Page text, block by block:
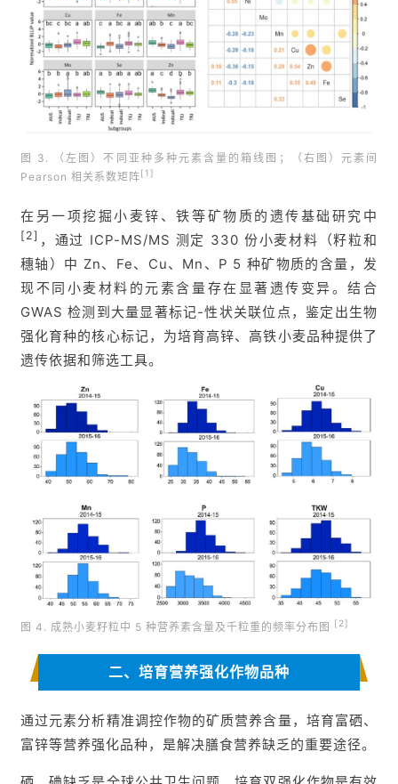
图 3. （左图）不同亚种多种元素含量的箱线图；（右图）元素间
Pearson 相关系数矩阵[1]
在另一项挖掘小麦锌、铁等矿物质的遗传基础研究中
[2] ，通过 ICP-MS/MS 测定 330 份小麦材料（籽粒和
穗轴）中 Zn、Fe、Cu、Mn、P 5 种矿物质的含量，发
现不同小麦材料的元素含量存在显著遗传变异。结合
GWAS 检测到大量显著标记-性状关联位点，鉴定出生物
强化育种的核心标记，为培育高锌、高铁小麦品种提供了
遗传依据和筛选工具。
图 4. 成熟小麦籽粒中 5 种营养素含量及千粒重的频率分布图 [2]
二、培育营养强化作物品种
通过元素分析精准调控作物的矿质营养含量，培育富硒、
富锌等营养强化品种，是解决膳食营养缺乏的重要途径。